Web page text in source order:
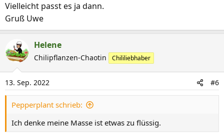
Vielleicht passt es ja dann.
Gruß Uwe
Helene
Chilipflanzen-Chaotin Chililiebhaber
13. Sep. 2022 #6
Pepperplant schrieb:
Ich denke meine Masse ist etwas zu flüssig.